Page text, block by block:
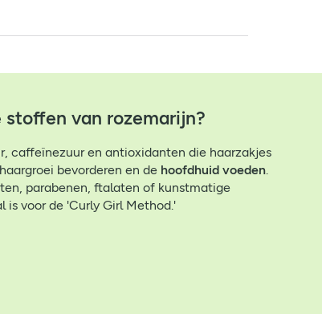
van rozemarijn?
caffeïnezuur en antioxidanten die haarzakjes
bevorderen en de hoofdhuid voeden.
parabenen, ftalaten of kunstmatige
is voor de 'Curly Girl Method.'